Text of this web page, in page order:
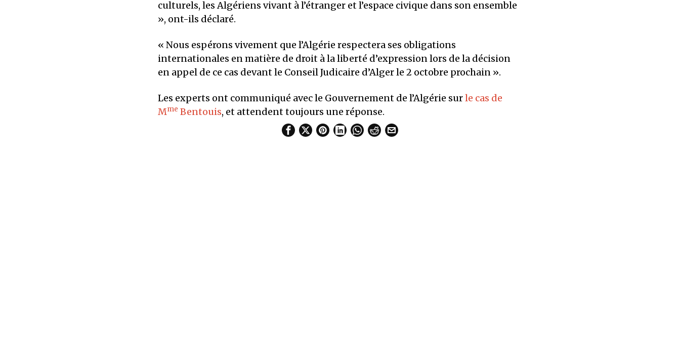
culturels, les Algériens vivant à l’étranger et l’espace civique dans son ensemble
», ont-ils déclaré.
« Nous espérons vivement que l’Algérie respectera ses obligations
internationales en matière de droit à la liberté d’expression lors de la décision
en appel de ce cas devant le Conseil Judicaire d’Alger le 2 octobre prochain ».
Les experts ont communiqué avec le Gouvernement de l’Algérie surle cas de
Mme Bentouis, et attendent toujours une réponse.